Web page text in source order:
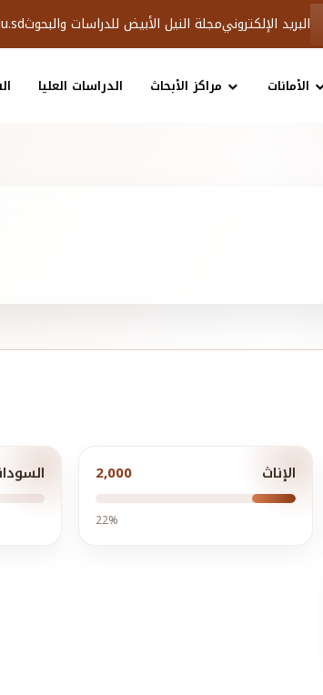
البريد الإلكترونيمجلة النيل الأبيض للدراسات والبحوث
الأمانات مراكز الأبحاث الدراسات العليا
الإناث 2,000
22%